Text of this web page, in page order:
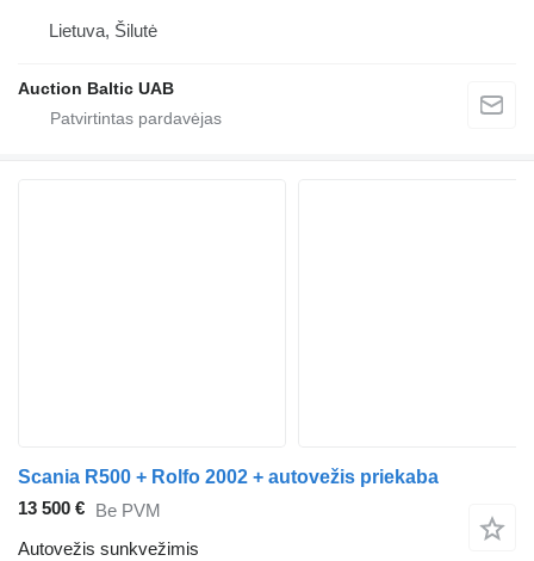
Lietuva, Šilutė
Auction Baltic UAB
Scania R500 + Rolfo 2002 + autovežis priekaba
13 500 € Be PVM
Autovežis sunkvežimis